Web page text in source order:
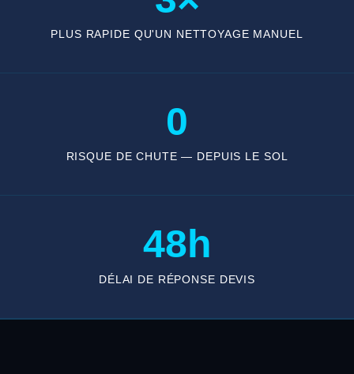
PLUS RAPIDE QU'UN NETTOYAGE MANUEL
0
RISQUE DE CHUTE — DEPUIS LE SOL
48h
DÉLAI DE RÉPONSE DEVIS